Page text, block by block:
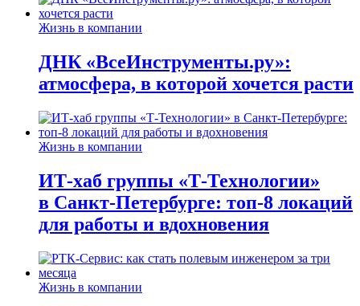
Жизнь в компании
ДНК «ВсеИнструменты.ру»:
атмосфера, в которой хочется расти
Жизнь в компании
ИТ-хаб группы «Т-Технологии»
в Санкт-Петербурге: топ-8 локаций
для работы и вдохновения
Жизнь в компании